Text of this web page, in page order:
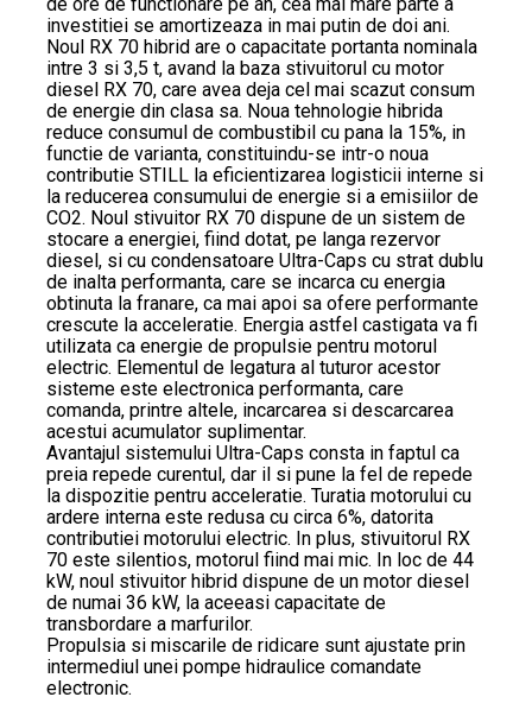
investitiei se amortizeaza in mai putin de doi ani.
Noul RX 70 hibrid are o capacitate portanta nominala
intre 3 si 3,5 t, avand la baza stivuitorul cu motor
diesel RX 70, care avea deja cel mai scazut consum
de energie din clasa sa. Noua tehnologie hibrida
reduce consumul de combustibil cu pana la 15%, in
functie de varianta, constituindu-se intr-o noua
contributie STILL la eficientizarea logisticii interne si
la reducerea consumului de energie si a emisiilor de
CO2. Noul stivuitor RX 70 dispune de un sistem de
stocare a energiei, fiind dotat, pe langa rezervor
diesel, si cu condensatoare Ultra-Caps cu strat dublu
de inalta performanta, care se incarca cu energia
obtinuta la franare, ca mai apoi sa ofere performante
crescute la acceleratie. Energia astfel castigata va fi
utilizata ca energie de propulsie pentru motorul
electric. Elementul de legatura al tuturor acestor
sisteme este electronica performanta, care
comanda, printre altele, incarcarea si descarcarea
acestui acumulator suplimentar.
Avantajul sistemului Ultra-Caps consta in faptul ca
preia repede curentul, dar il si pune la fel de repede
la dispozitie pentru acceleratie. Turatia motorului cu
ardere interna este redusa cu circa 6%, datorita
contributiei motorului electric. In plus, stivuitorul RX
70 este silentios, motorul fiind mai mic. In loc de 44
kW, noul stivuitor hibrid dispune de un motor diesel
de numai 36 kW, la aceeasi capacitate de
transbordare a marfurilor.
Propulsia si miscarile de ridicare sunt ajustate prin
intermediul unei pompe hidraulice comandate
electronic.